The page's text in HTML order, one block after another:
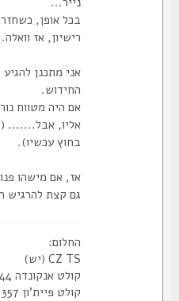
בכל אופן, כשחזרתי,
רישיון, אז וואלה.
אני מתכנן להגיע
החידוש.
אם היה מטווח
אליו, אבל.......
בחוץ עכשיו).
אז, אם מישהו פנוי
גם קצת להרגיש הדק SA מהו- תגידו.
החלום:
CZ TS (יש)
קולט אנקונדה 0.44 מגנום קנה 8" (עדיין חלום)
קולט פיית'ון 0.357 מגנום קנה 6" (עדיין חלום)